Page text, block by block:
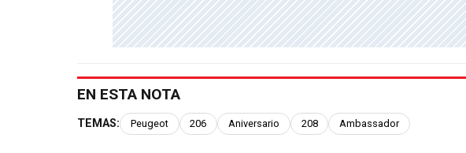
EN ESTA NOTA
TEMAS: Peugeot 206 Aniversario 208 Ambassador